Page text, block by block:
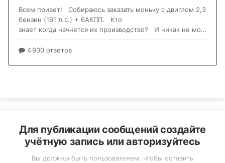
Для публикации сообщений создайте
учётную запись или авторизуйтесь
Вы должны быть пользователем, чтобы оставить